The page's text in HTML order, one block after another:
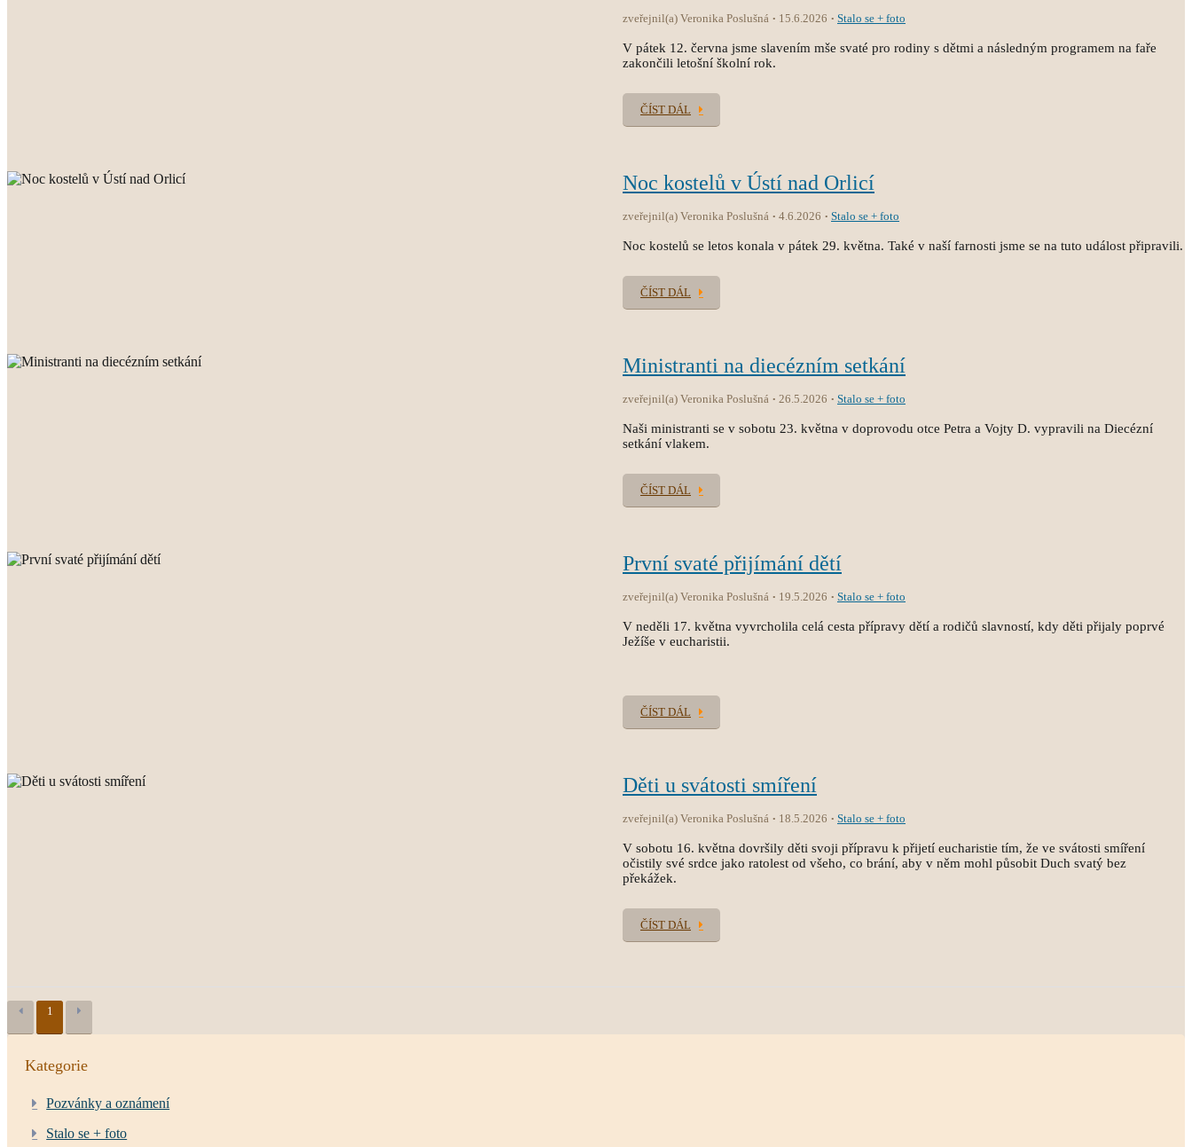
zveřejnil(a) Veronika Poslušná 15.6.2026 Stalo se + foto
V pátek 12. června jsme slavením mše svaté pro rodiny s dětmi a následným programem na faře
zakončili letošní školní rok.
ČÍST DÁL
Noc kostelů v Ústí nad Orlicí
zveřejnil(a) Veronika Poslušná 4.6.2026 Stalo se + foto
Noc kostelů se letos konala v pátek 29. května. Také v naší farnosti jsme se na tuto událost připravili.
ČÍST DÁL
Ministranti na diecézním setkání
zveřejnil(a) Veronika Poslušná 26.5.2026 Stalo se + foto
Naši ministranti se v sobotu 23. května v doprovodu otce Petra a Vojty D. vypravili na Diecézní
setkání vlakem.
ČÍST DÁL
První svaté přijímání dětí
zveřejnil(a) Veronika Poslušná 19.5.2026 Stalo se + foto
V neděli 17. května vyvrcholila celá cesta přípravy dětí a rodičů slavností, kdy děti přijaly poprvé
Ježíše v eucharistii.
ČÍST DÁL
Děti u svátosti smíření
zveřejnil(a) Veronika Poslušná 18.5.2026 Stalo se + foto
V sobotu 16. května dovršily děti svoji přípravu k přijetí eucharistie tím, že ve svátosti smíření
očistily své srdce jako ratolest od všeho, co brání, aby v něm mohl působit Duch svatý bez
překážek.
ČÍST DÁL
1
Kategorie
Pozvánky a oznámení
Stalo se + foto